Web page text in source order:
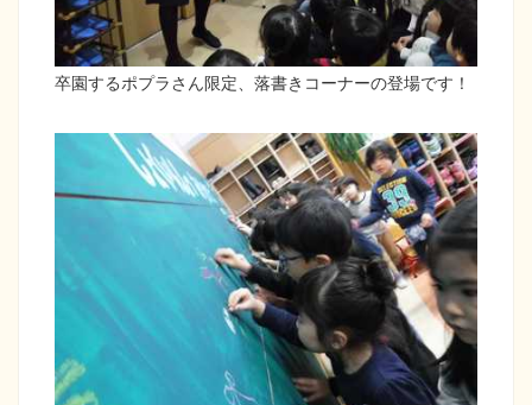
卒園するポプラさん限定、落書きコーナーの登場です！